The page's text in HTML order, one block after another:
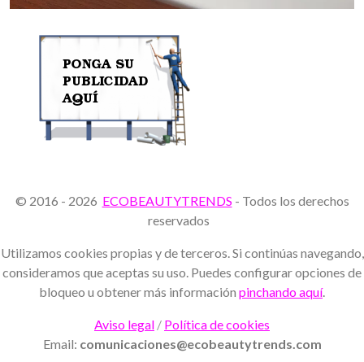
© 2016 - 2026 ECOBEAUTYTRENDS - Todos los derechos
reservados
Utilizamos cookies propias y de terceros. Si continúas navegando,
consideramos que aceptas su uso. Puedes configurar opciones de
bloqueo u obtener más información pinchando aquí.
Aviso legal / Política de cookies
Email: comunicaciones@ecobeautytrends.com